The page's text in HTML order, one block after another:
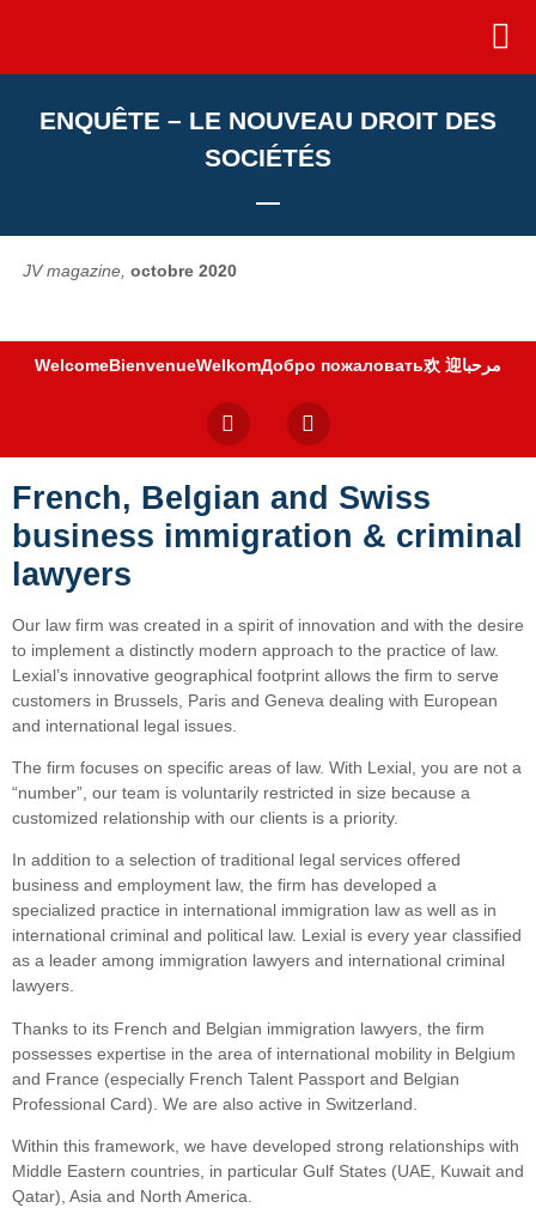
ENQUÊTE – LE NOUVEAU DROIT DES
SOCIÉTÉS
JV magazine, octobre 2020
WelcomeBienvenueWelkomДобро пожаловать欢 迎مرحبا
French, Belgian and Swiss
business immigration & criminal
lawyers
Our law firm was created in a spirit of innovation and with the desire
to implement a distinctly modern approach to the practice of law.
Lexial’s innovative geographical footprint allows the firm to serve
customers in Brussels, Paris and Geneva dealing with European
and international legal issues.
The firm focuses on specific areas of law. With Lexial, you are not a
“number”, our team is voluntarily restricted in size because a
customized relationship with our clients is a priority.
In addition to a selection of traditional legal services offered
business and employment law, the firm has developed a
specialized practice in international immigration law as well as in
international criminal and political law. Lexial is every year classified
as a leader among immigration lawyers and international criminal
lawyers.
Thanks to its French and Belgian immigration lawyers, the firm
possesses expertise in the area of international mobility in Belgium
and France (especially French Talent Passport and Belgian
Professional Card). We are also active in Switzerland.
Within this framework, we have developed strong relationships with
Middle Eastern countries, in particular Gulf States (UAE, Kuwait and
Qatar), Asia and North America.